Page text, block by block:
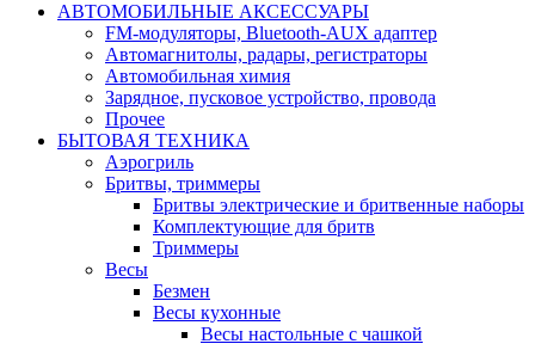
АВТОМОБИЛЬНЫЕ АКСЕССУАРЫ
FM-модуляторы, Bluetooth-AUX адаптер
Автомагнитолы, радары, регистраторы
Автомобильная химия
Зарядное, пусковое устройство, провода
Прочее
БЫТОВАЯ ТЕХНИКА
Аэрогриль
Бритвы, триммеры
Бритвы электрические и бритвенные наборы
Комплектующие для бритв
Триммеры
Весы
Безмен
Весы кухонные
Весы настольные с чашкой